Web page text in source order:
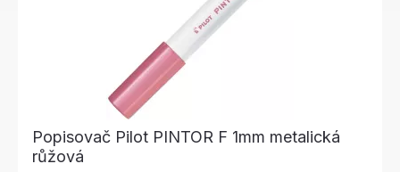
Popisovač Pilot PINTOR F 1mm metalická
růžová